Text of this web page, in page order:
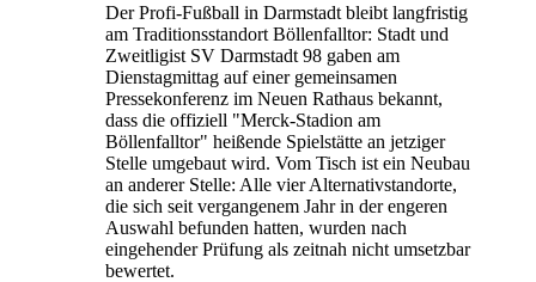
Der Profi-Fußball in Darmstadt bleibt langfristig
am Traditionsstandort Böllenfalltor: Stadt und
Zweitligist SV Darmstadt 98 gaben am
Dienstagmittag auf einer gemeinsamen
Pressekonferenz im Neuen Rathaus bekannt,
dass die offiziell "Merck-Stadion am
Böllenfalltor" heißende Spielstätte an jetziger
Stelle umgebaut wird. Vom Tisch ist ein Neubau
an anderer Stelle: Alle vier Alternativstandorte,
die sich seit vergangenem Jahr in der engeren
Auswahl befunden hatten, wurden nach
eingehender Prüfung als zeitnah nicht umsetzbar
bewertet.